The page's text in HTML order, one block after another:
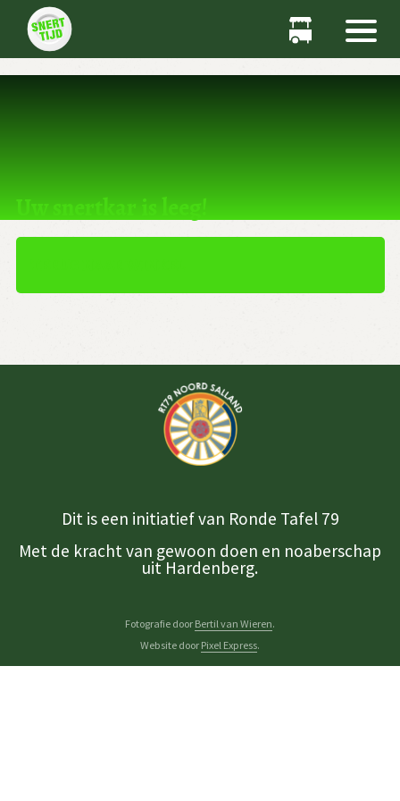
Dit product kan niet worden gekocht.
Uw snertkar is leeg!
Dit is een initiatief van Ronde Tafel 79
Met de kracht van gewoon doen en noaberschap
uit Hardenberg.
Fotografie door Bertil van Wieren.
Website door Pixel Express.